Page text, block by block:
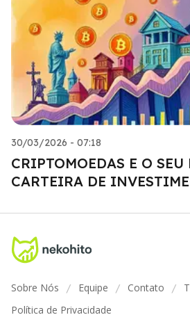
30/03/2026 - 07:18
CRIPTOMOEDAS E O
CARTEIRA DE
Sobre Nós / Equipe / Contato /
Política de Privacidade